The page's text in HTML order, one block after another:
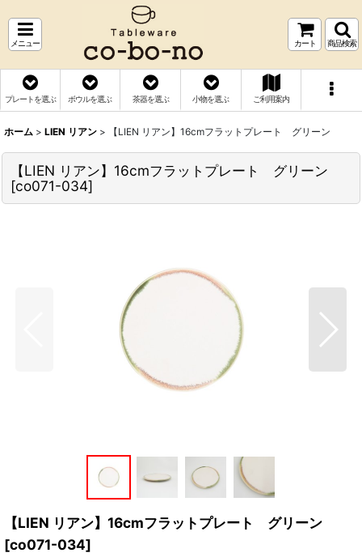
メニュー カート 商品検索
プレートを選ぶ ボウルを選ぶ 茶器を選ぶ 小物を選ぶ ご利用案内
ホーム > LIEN リアン > 【LIEN リアン】16cmフラットプレート グリーン
【LIEN リアン】16cmフラットプレート グリーン
[co071-034]
【LIEN リアン】16cmフラットプレート グリーン
[co071-034]